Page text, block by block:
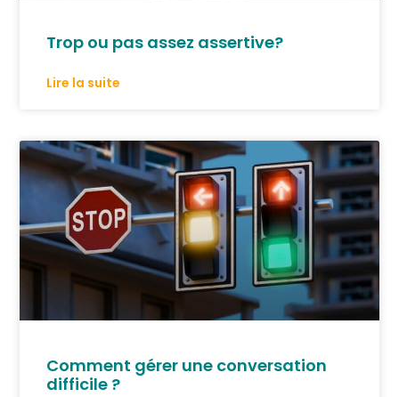
Trop ou pas assez assertive?
Lire la suite
Comment gérer une conversation
difficile ?